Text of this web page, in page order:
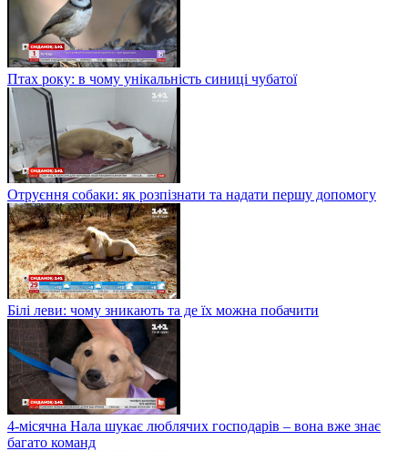
Птах року: в чому унікальність синиці чубатої
Отруєння собаки: як розпізнати та надати першу допомогу
Білі леви: чому зникають та де їх можна побачити
4-місячна Нала шукає люблячих господарів – вона вже знає
багато команд